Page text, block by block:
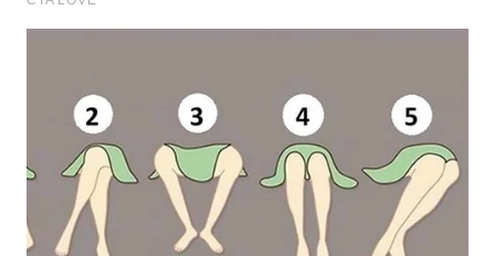
WAHANA
WAHANA
TV
WAHANANEWS
ID